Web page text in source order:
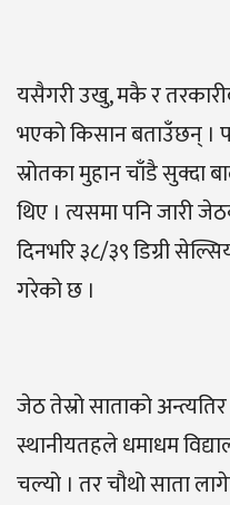
यसैगरी उखु, मकै र
भएको किसान बताउँछन् ।
स्रोतका मुहान चाँडै सुक्दा
थिए । त्यसमा पनि जारी
दिनभरि ३८/३९ डिग्री
गरेको छ ।
जेठ तेस्रो साताको
स्थानीयतहले धमाधम
चल्यो । तर चौथो साता